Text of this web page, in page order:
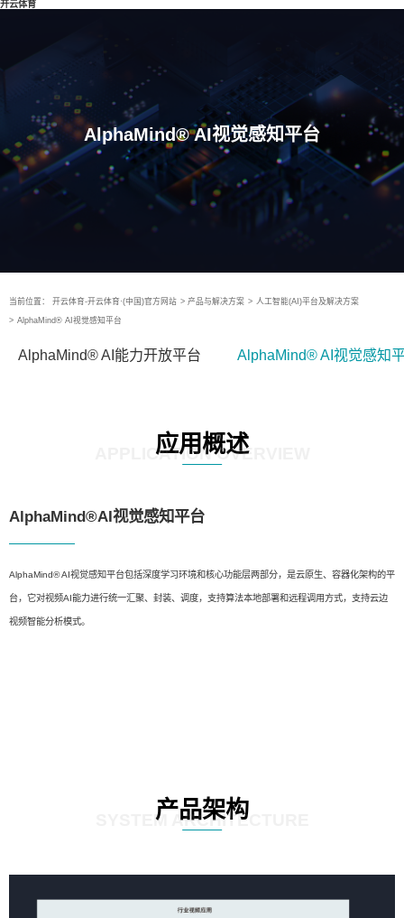
开云体育
AlphaMind® AI视觉感知平台
当前位置： 开云体育-开云体育·(中国)官方网站 > 产品与解决方案 > 人工智能(AI)平台及解决方案
> AlphaMind® AI视觉感知平台
AlphaMind® AI能力开放平台 AlphaMind® AI视觉感知
应用概述
APPLICATION OVERVIEW
AlphaMind®AI视觉感知平台
AlphaMind® AI视觉感知平台包括深度学习环境和核心功能层两部分，是云原生、容器化架构的平
台，它对视频AI能力进行统一汇聚、封装、调度，支持算法本地部署和远程调用方式，支持云边
视频智能分析模式。
产品架构
SYSTEM ARCHITECTURE